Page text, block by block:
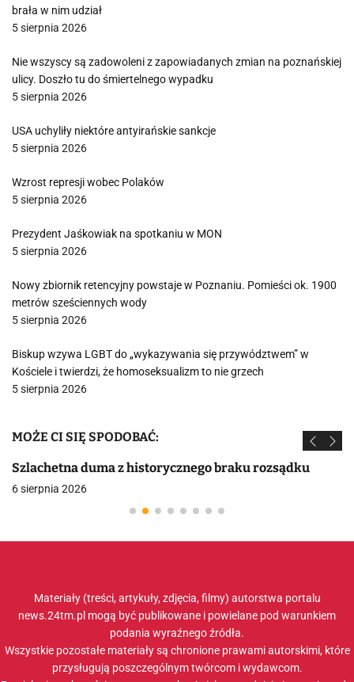
brała w nim udział
5 sierpnia 2026
Nie wszyscy są zadowoleni z zapowiadanych zmian na poznańskiej
ulicy. Doszło tu do śmiertelnego wypadku
5 sierpnia 2026
USA uchyliły niektóre antyirańskie sankcje
5 sierpnia 2026
Wzrost represji wobec Polaków
5 sierpnia 2026
Prezydent Jaśkowiak na spotkaniu w MON
5 sierpnia 2026
Nowy zbiornik retencyjny powstaje w Poznaniu. Pomieści ok. 1900
metrów sześciennych wody
5 sierpnia 2026
Biskup wzywa LGBT do „wykazywania się przywództwem” w
Kościele i twierdzi, że homoseksualizm to nie grzech
5 sierpnia 2026
MOŻE CI SIĘ SPODOBAĆ:
Szlachetna duma z historycznego braku rozsądku
6 sierpnia 2026
Materiały (treści, artykuły, zdjęcia, filmy) autorstwa portalu
news.24tm.pl mogą być publikowane i powielane pod warunkiem
podania wyraźnego źródła.
Wszystkie pozostałe materiały są chronione prawami autorskimi, które
przysługują poszczególnym twórcom i wydawcom.